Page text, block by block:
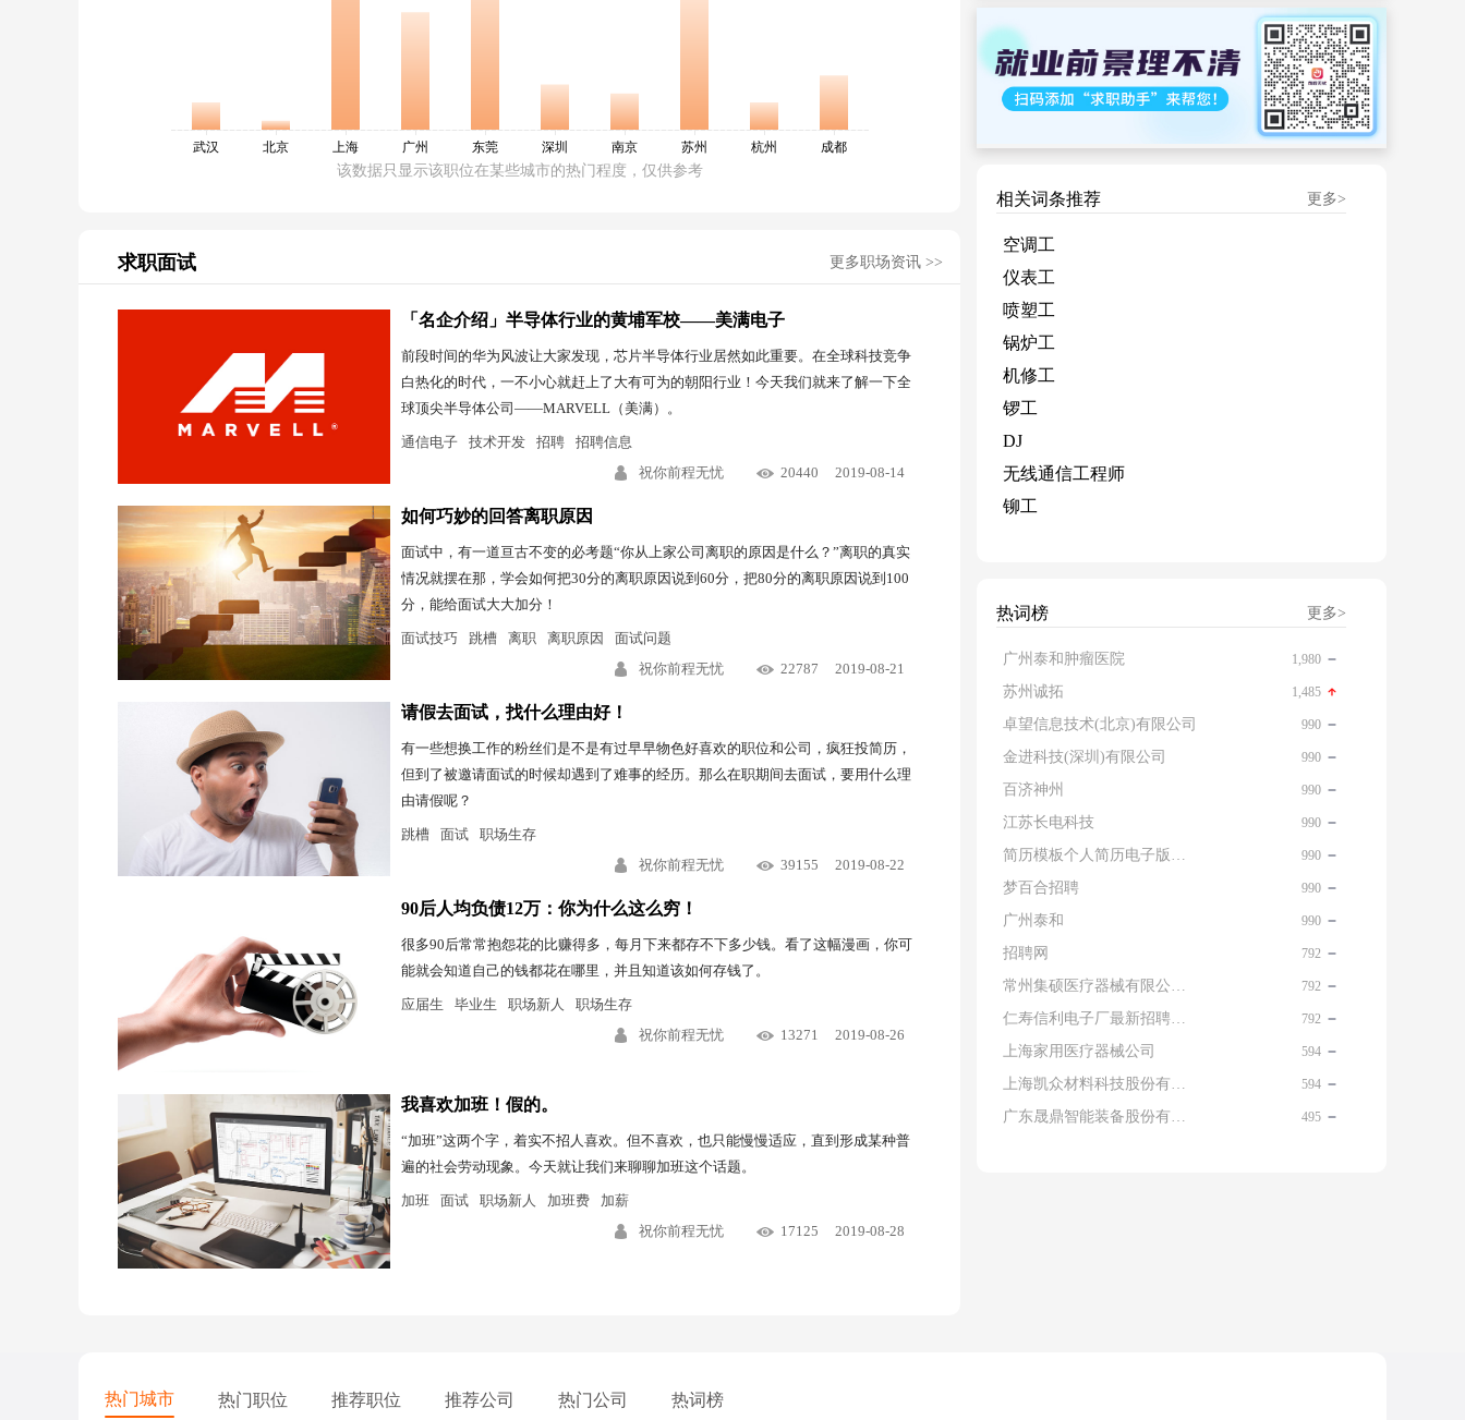
该数据只显示该职位在某些城市的热门程度，仅供参考
求职面试 更多职场资讯 >>
「名企介绍」半导体行业的黄埔军校——美满电子
前段时间的华为风波让大家发现，芯片半导体行业居然如此重要。在全球科技竞争
白热化的时代，一不小心就赶上了大有可为的朝阳行业！今天我们就来了解一下全
球顶尖半导体公司——MARVELL（美满）。
通信电子 技术开发 招聘
招聘信息
祝你前程无忧
20440 2019-08-14
如何巧妙的回答离职原因
面试中，有一道亘古不变的必考题“你从上家公司离职的原因是什么？”离职的真实
情况就摆在那，学会如何把30分的离职原因说到60分，把80分的离职原因说到100
分，能给面试大大加分！
面试技巧 跳槽 离职 离职原因
面试问题
祝你前程无忧
22787 2019-08-21
请假去面试，找什么理由好！
有一些想换工作的粉丝们是不是有过早早物色好喜欢的职位和公司，疯狂投简历，
但到了被邀请面试的时候却遇到了难事的经历。那么在职期间去面试，要用什么理
由请假呢？
跳槽 面试
职场生存
祝你前程无忧
39155 2019-08-22
90后人均负债12万：你为什么这么穷！
很多90后常常抱怨花的比赚得多，每月下来都存不下多少钱。看了这幅漫画，你可
能就会知道自己的钱都花在哪里，并且知道该如何存钱了。
应届生 毕业生 职场新人
职场生存
祝你前程无忧
13271 2019-08-26
我喜欢加班！假的。
“加班”这两个字，着实不招人喜欢。但不喜欢，也只能慢慢适应，直到形成某种普
遍的社会劳动现象。今天就让我们来聊聊加班这个话题。
加班 面试 职场新人 加班费
加薪
祝你前程无忧
17125 2019-08-28
相关词条推荐 更多>
空调工
仪表工
喷塑工
锅炉工
机修工
锣工
DJ
无线通信工程师
铆工
热词榜 更多>
广州泰和肿瘤医院 1,980
苏州诚拓 1,485
卓望信息技术(北京)有限公司 990
金进科技(深圳)有限公司 990
百济神州 990
江苏长电科技 990
简历模板个人简历电子版免费 990
梦百合招聘 990
广州泰和 990
招聘网 792
常州集硕医疗器械有限公司 名片 792
仁寿信利电子厂最新招聘信息查询 792
上海家用医疗器械公司 594
上海凯众材料科技股份有限公司招聘电话 594
广东晟鼎智能装备股份有限公司 495
热门城市 热门职位 推荐职位 推荐公司 热门公司 热词榜